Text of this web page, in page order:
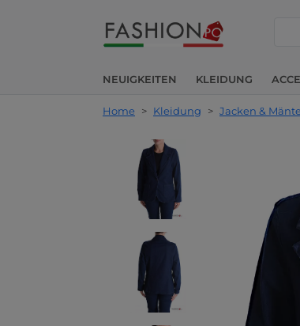
NEUIGKEITEN KLEIDUNG
Home > Kleidung > Jacken &